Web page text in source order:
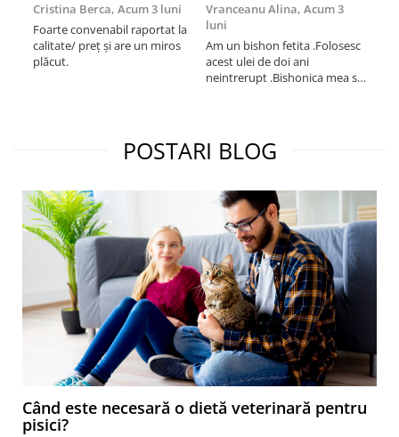
Cristina Berca, Acum 3 luni
Foarte convenabil raportat la
calitate/ preț și are un miros
plăcut.
Vranceanu Alina, Acum 3
luni
Am un bishon fetita .Folosesc
acest ulei de doi ani
neintrerupt .Bishonica mea se
treia comanda recomand cu
mult drag !
POSTARI BLOG
Când este necesară o dietă veterinară pentru
pisici?